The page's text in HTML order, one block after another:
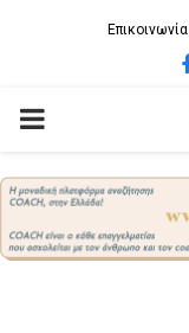
Επικοινωνία
PRIMARY
MENU